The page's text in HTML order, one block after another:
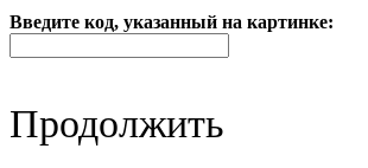
Введите код, указанный на картинке:
Продолжить